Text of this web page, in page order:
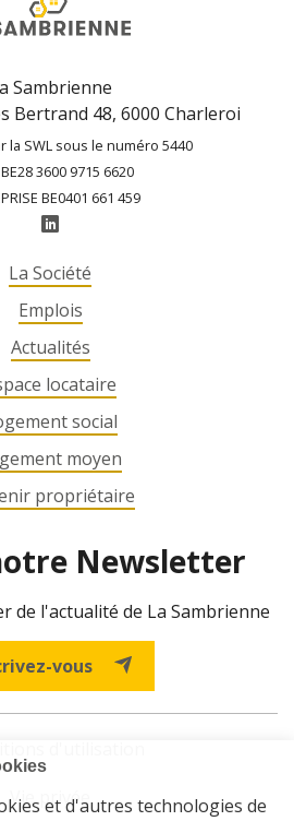
Sambrienne
Bertrand 48, 6000 Charleroi
la SWL sous le numéro 5440
3600 9715 6620
BE0401 661 459
La Société
Emplois
Actualités
locataire
social
moyen
propriétaire
Newsletter
de l'actualité de La Sambrienne
vous
Vie privée